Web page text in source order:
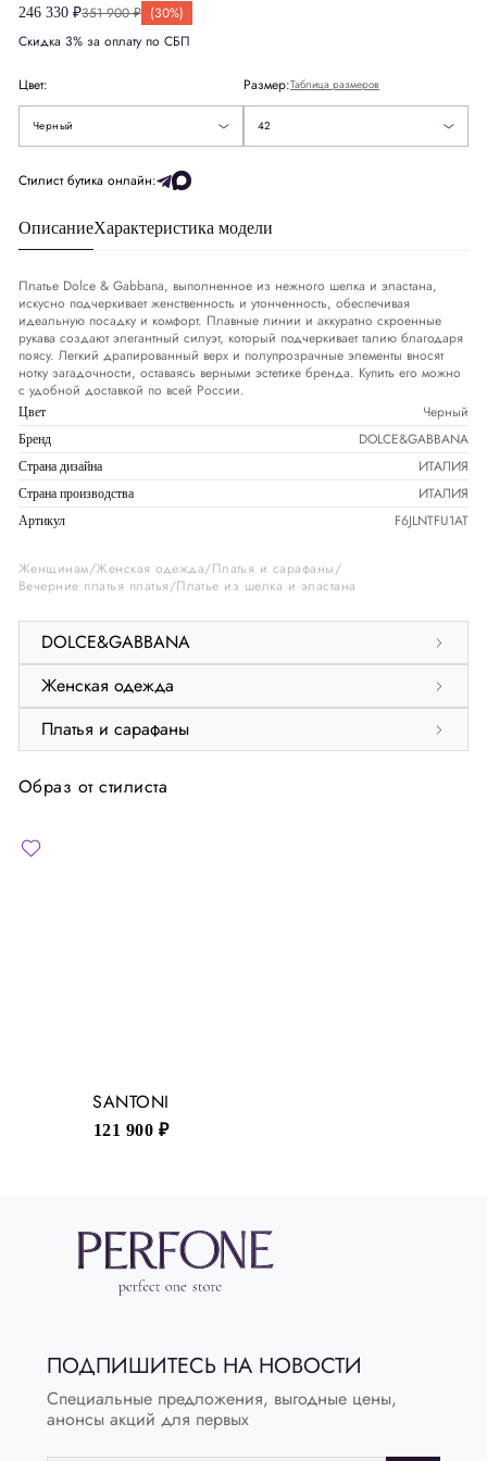
246 330 ₽351 900 ₽ (30%)
Скидка 3% за оплату по СБП
Цвет:
Черный
Размер:Таблица размеров
42
46
Стилист бутика онлайн:
ОписаниеХарактеристика модели
Платье Dolce & Gabbana, выполненное из нежного шелка и эластана,
искусно подчеркивает женственность и утонченность, обеспечивая
идеальную посадку и комфорт. Плавные линии и аккуратно скроенные
рукава создают элегантный силуэт, который подчеркивает талию благодаря
поясу. Легкий драпированный верх и полупрозрачные элементы вносят
нотку загадочности, оставаясь верными эстетике бренда. Купить его можно
с удобной доставкой по всей России.
Цвет Черный
Бренд DOLCE&GABBANA
Страна дизайна ИТАЛИЯ
Страна производства ИТАЛИЯ
Артикул F6JLNTFU1AT
Женщинам Женская одежда Платья и сарафаны
Вечерние платья платья Платье из шелка и эластана
DOLCE&GABBANA
Женская одежда
Платья и сарафаны
ЕвропаEU
Деним
СШАUS 6
Обхват грудиСМ
Обхват талииСМ 70-73
Обхват бедерСМ 96-98
Образ от стилиста
SANTONI
121 900 ₽
ПОДПИШИТЕСЬ НА НОВОСТИ
Специальные предложения, выгодные цены,
анонсы акций для первых